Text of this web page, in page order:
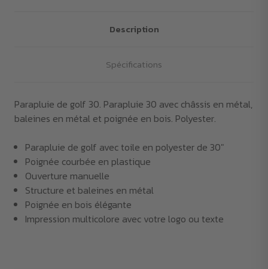
Description
Spécifications
Parapluie de golf 30. Parapluie 30 avec châssis en métal,
baleines en métal et poignée en bois. Polyester.
Parapluie de golf avec toile en polyester de 30"
Poignée courbée en plastique
Ouverture manuelle
Structure et baleines en métal
Poignée en bois élégante
Impression multicolore avec votre logo ou texte